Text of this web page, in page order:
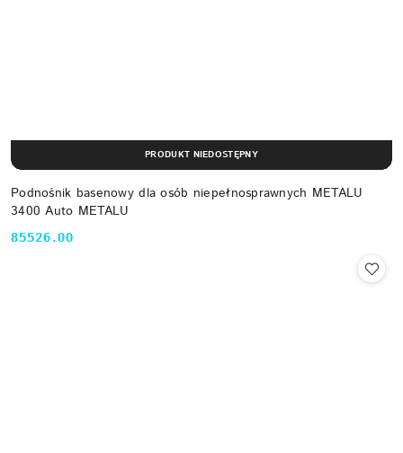
Podnośnik basenowy dla osób niepełnosprawnych METALU
3400 Auto METALU
Cena:
85526.00
PRODUKT NIEDOSTĘPNY